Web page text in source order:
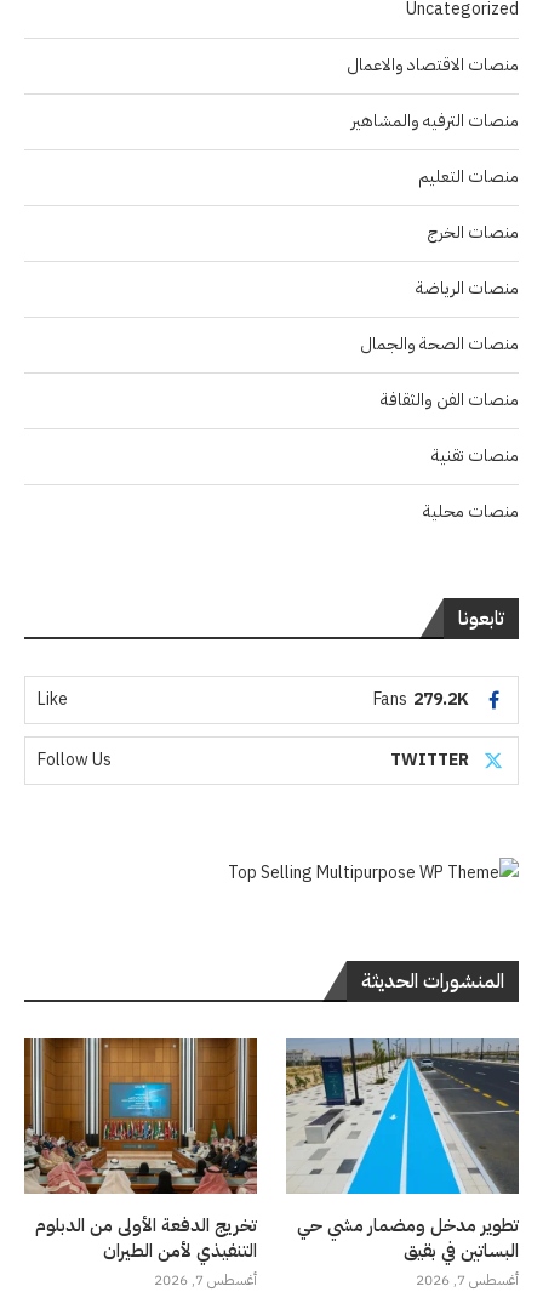
Uncategorized
منصات الاقتصاد والاعمال
منصات الترفيه والمشاهير
منصات التعليم
منصات الخرج
منصات الرياضة
منصات الصحة والجمال
منصات الفن والثقافة
منصات تقنية
منصات محلية
تابعونا
279.2K
Fans
Like
TWITTER
Follow Us
المنشورات الحديثة
تطوير مدخل ومضمار مشي حي
البساتين في بقيق
أغسطس 7, 2026
تخريج الدفعة الأولى من الدبلوم
التنفيذي لأمن الطيران
أغسطس 7, 2026